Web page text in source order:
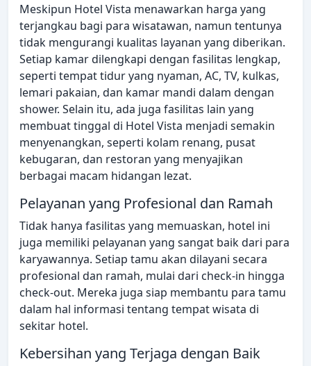
Meskipun Hotel Vista menawarkan harga yang
terjangkau bagi para wisatawan, namun tentunya
tidak mengurangi kualitas layanan yang diberikan.
Setiap kamar dilengkapi dengan fasilitas lengkap,
seperti tempat tidur yang nyaman, AC, TV, kulkas,
lemari pakaian, dan kamar mandi dalam dengan
shower. Selain itu, ada juga fasilitas lain yang
membuat tinggal di Hotel Vista menjadi semakin
menyenangkan, seperti kolam renang, pusat
kebugaran, dan restoran yang menyajikan
berbagai macam hidangan lezat.
Pelayanan yang Profesional dan Ramah
Tidak hanya fasilitas yang memuaskan, hotel ini
juga memiliki pelayanan yang sangat baik dari para
karyawannya. Setiap tamu akan dilayani secara
profesional dan ramah, mulai dari check-in hingga
check-out. Mereka juga siap membantu para tamu
dalam hal informasi tentang tempat wisata di
sekitar hotel.
Kebersihan yang Terjaga dengan Baik